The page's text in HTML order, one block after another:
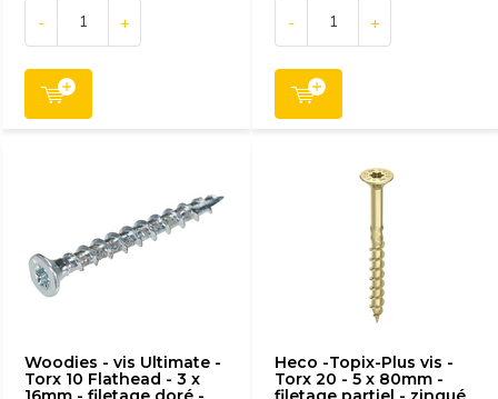
- + - +
Woodies - vis Ultimate -
Torx 10 Flathead - 3 x
Heco -Topix-Plus vis -
Torx 20 - 5 x 80mm -